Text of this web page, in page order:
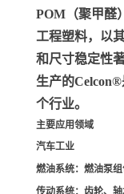
POM（聚甲醛）
工程塑料，以
和尺寸稳定性
生产的
个行业。
主要应用领域
汽车工业
燃油系统：燃油泵